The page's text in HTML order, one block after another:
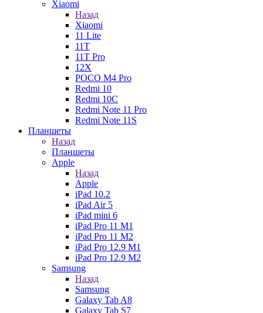
Xiaomi
Назад
Xiaomi
11 Lite
11T
11T Pro
12X
POCO M4 Pro
Redmi 10
Redmi 10C
Redmi Note 11 Pro
Redmi Note 11S
Планшеты
Назад
Планшеты
Apple
Назад
Apple
iPad 10.2
iPad Air 5
iPad mini 6
iPad Pro 11 M1
iPad Pro 11 M2
iPad Pro 12.9 M1
iPad Pro 12.9 M2
Samsung
Назад
Samsung
Galaxy Tab A8
Galaxy Tab S7